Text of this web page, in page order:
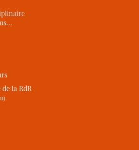
la RdR